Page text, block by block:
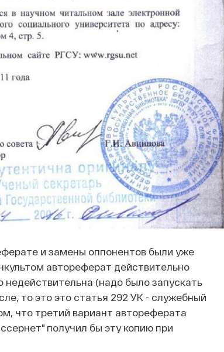
и замены оппонентов были уже
автореферат действительно
(надо было запускать
то это это статья 292 УК - служебный
что третий вариант автореферата
получил бы эту копию при